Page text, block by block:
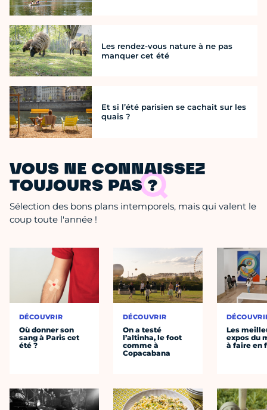
Les rendez-vous nature à ne pas
manquer cet été
Et si l’été parisien se cachait sur les
quais ?
VOUS NE CONNAISSEZ
TOUJOURS PAS ?
Sélection des bons plans intemporels, mais qui valent le
coup toute l'année !
DÉCOUVRIR
Où donner son
sang à Paris cet
été ?
DÉCOUVRIR
On a testé
l’altinha, le foot
comme à
Copacabana
Les
expos du
à faire en